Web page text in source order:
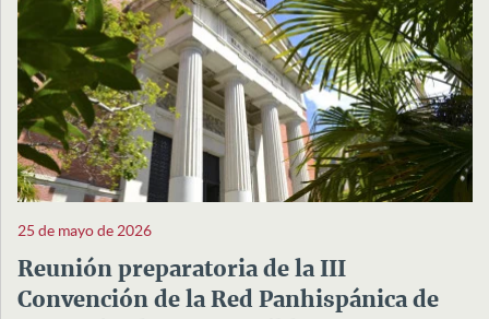
25 de mayo de 2026
Reunión preparatoria de la III
Convención de la Red Panhispánica de